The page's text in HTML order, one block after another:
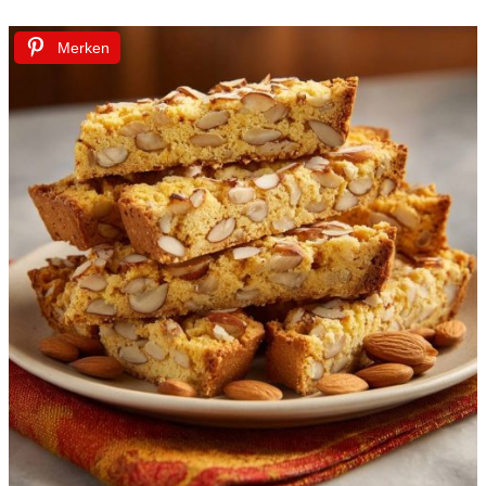
Merken